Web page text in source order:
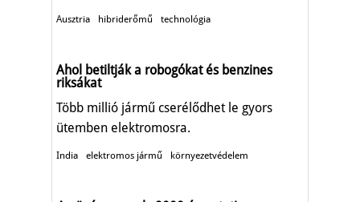
Ausztria hibriderőmű technológia
Ahol betiltják a robogókat és benzines
riksákat
Több millió jármű cserélődhet le gyors
ütemben elektromosra.
India elektromos jármű környezetvédelem